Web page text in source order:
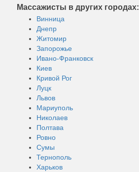
Массажисты в других городах:
Винница
Днепр
Житомир
Запорожье
Ивано-Франковск
Киев
Кривой Рог
Луцк
Львов
Мариуполь
Николаев
Полтава
Ровно
Сумы
Тернополь
Харьков